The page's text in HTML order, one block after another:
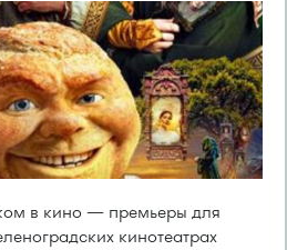
в кино — премьеры для
кинотеатрах